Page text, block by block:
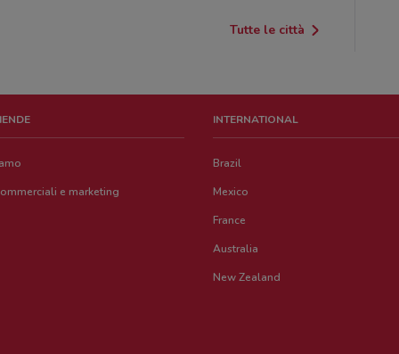
Tutte le città
e marketing
INTERNATIONAL
Brazil
Mexico
France
Australia
New Zealand